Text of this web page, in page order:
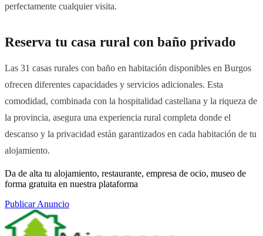
perfectamente cualquier visita.
Reserva tu casa rural con baño privado
Las 31 casas rurales con baño en habitación disponibles en Burgos
ofrecen diferentes capacidades y servicios adicionales. Esta
comodidad, combinada con la hospitalidad castellana y la riqueza de
la provincia, asegura una experiencia rural completa donde el
descanso y la privacidad están garantizados en cada habitación de tu
alojamiento.
Da de alta tu alojamiento, restaurante, empresa de ocio, museo de
forma gratuita en nuestra plataforma
Publicar Anuncio